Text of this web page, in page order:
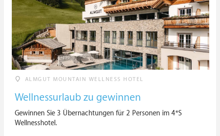
ALMGUT MOUNTAIN WELLNESS HOTEL
Wellnessurlaub zu gewinnen
Gewinnen Sie 3 Übernachtungen für 2 Personen im 4*S
Wellnesshotel.